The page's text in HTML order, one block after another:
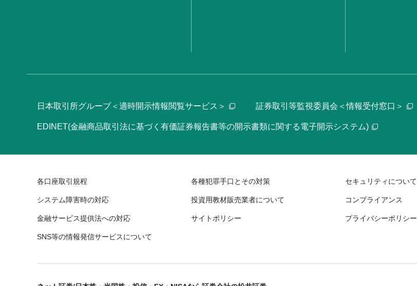
日本取引所グループ＜適時開示情報閲覧サービス＞ 証券取引等監視委員会＜情報受付窓口＞
EDINET(金融商品取引法に基づく有価証券報告書等の開示書類に関する電子開示システム)
各口座取引規程 各種犯罪手口とその対策 セキュリティについて
システム障害時の対応 投資用教材販売業者について コンプライアンス
金融サービス提供法への対応 サイトポリシー プライバシーポリシー
SNS等の情報発信サービスについて